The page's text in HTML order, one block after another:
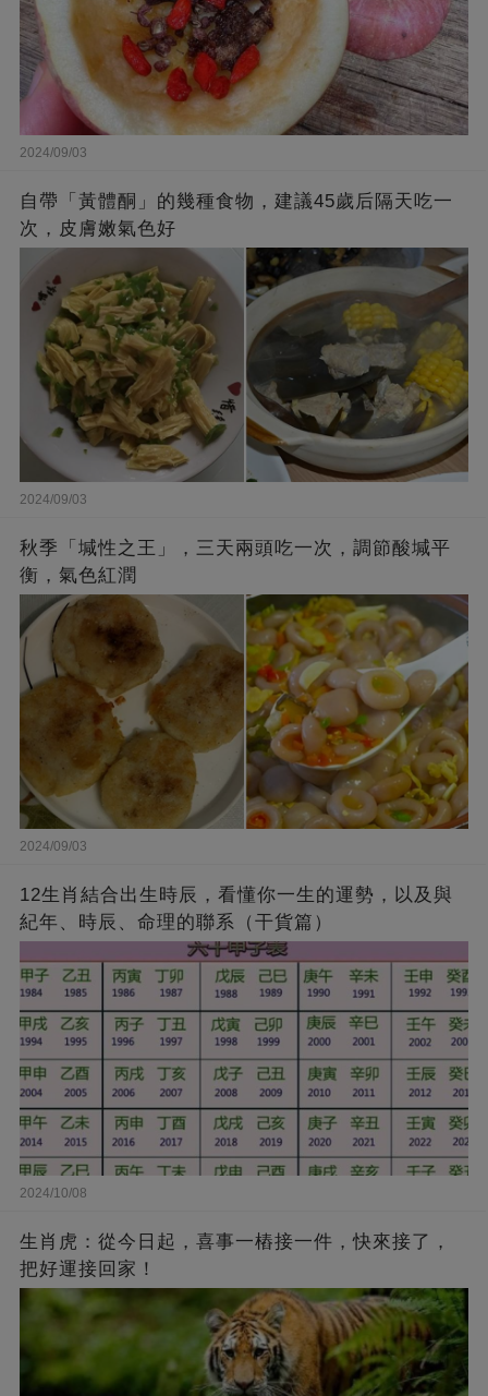
2024/09/03
自帶「黃體酮」的幾種食物，建議45歲后隔天吃一
次，皮膚嫩氣色好
2024/09/03
秋季「堿性之王」，三天兩頭吃一次，調節酸堿平
衡，氣色紅潤
2024/09/03
12生肖結合出生時辰，看懂你一生的運勢，以及與
紀年、時辰、命理的聯系（干貨篇）
2024/10/08
生肖虎：從今日起，喜事一樁接一件，快來接了，
把好運接回家！